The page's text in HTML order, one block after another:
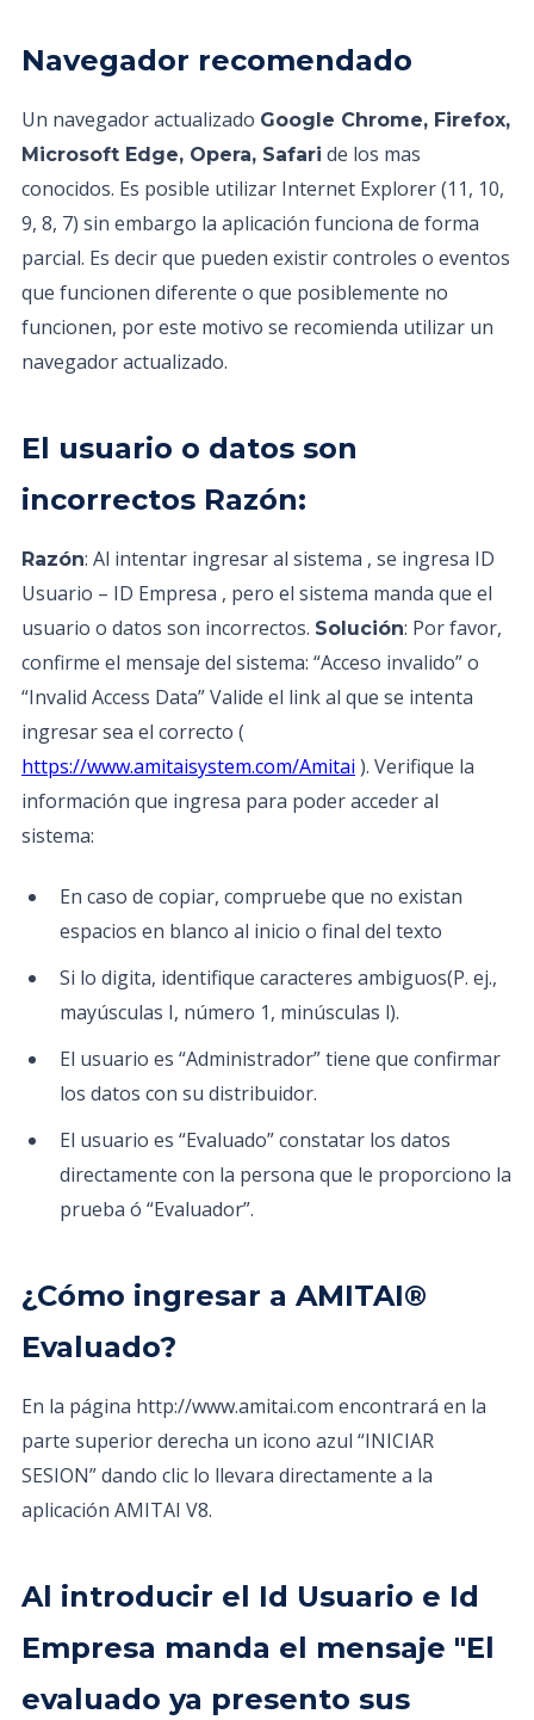
Navegador recomendado
Un navegador actualizado Google Chrome, Firefox,
Microsoft Edge, Opera, Safari de los mas
conocidos. Es posible utilizar Internet Explorer (11, 10,
9, 8, 7) sin embargo la aplicación funciona de forma
parcial. Es decir que pueden existir controles o eventos
que funcionen diferente o que posiblemente no
funcionen, por este motivo se recomienda utilizar un
navegador actualizado.
El usuario o datos son
incorrectos Razón:
Razón: Al intentar ingresar al sistema , se ingresa ID
Usuario – ID Empresa , pero el sistema manda que el
usuario o datos son incorrectos. Solución: Por favor,
confirme el mensaje del sistema: “Acceso invalido” o
“Invalid Access Data” Valide el link al que se intenta
ingresar sea el correcto (
https://www.amitaisystem.com/Amitai ). Verifique la
información que ingresa para poder acceder al
sistema:
En caso de copiar, compruebe que no existan
espacios en blanco al inicio o final del texto
Si lo digita, identifique caracteres ambiguos(P. ej.,
mayúsculas I, número 1, minúsculas l).
El usuario es “Administrador” tiene que confirmar
los datos con su distribuidor.
El usuario es “Evaluado” constatar los datos
directamente con la persona que le proporciono la
prueba ó “Evaluador”.
¿Cómo ingresar a AMITAI®
Evaluado?
En la página http://www.amitai.com encontrará en la
parte superior derecha un icono azul “INICIAR
SESION” dando clic lo llevara directamente a la
aplicación AMITAI V8.
Al introducir el Id Usuario e Id
Empresa manda el mensaje "El
evaluado ya presento sus